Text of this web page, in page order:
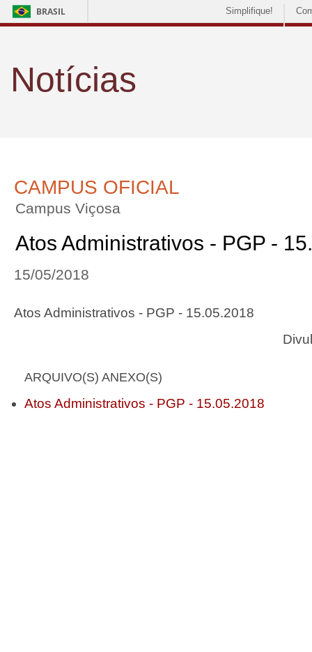
BRASIL Simplifique!
Notícias
CAMPUS OFICIAL
Campus Viçosa
Atos Administrativos - PGP -
15/05/2018
Atos Administrativos - PGP - 15.05.2018
ARQUIVO(S) ANEXO(S)
Atos Administrativos - PGP - 15.05.2018